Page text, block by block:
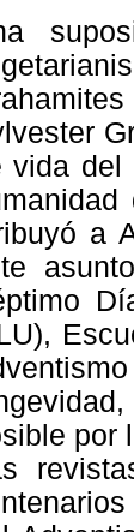
vida del
a
por